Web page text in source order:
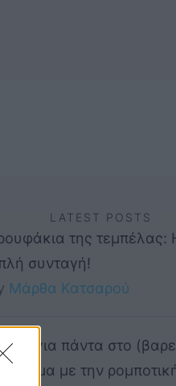
LATEST POSTS
της τεμπέλας:
συνταγή!
Μάρθα Κατσαρού
για πάντα στο
με την